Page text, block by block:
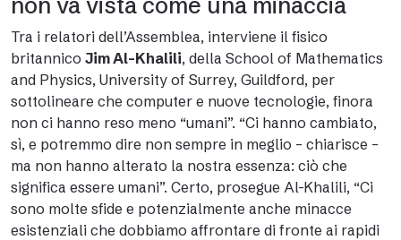
Tra i relatori dell’Assemblea, interviene il fisico
britannico Jim Al-Khalili, della School of Mathematics
and Physics, University of Surrey, Guildford, per
sottolineare che computer e nuove tecnologie, finora
non ci hanno reso meno “umani”. “Ci hanno cambiato,
sì, e potremmo dire non sempre in meglio – chiarisce –
ma non hanno alterato la nostra essenza: ciò che
significa essere umani”. Certo, prosegue Al-Khalili, “Ci
sono molte sfide e potenzialmente anche minacce
esistenziali che dobbiamo affrontare di fronte ai rapidi